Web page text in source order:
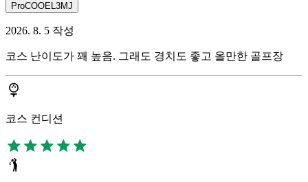
ProCOOEL3MJ
2026. 8. 5 작성
코스 난이도가 꽤 높음. 그래도 경치도 좋고 올만한 골프장
코스 컨디션